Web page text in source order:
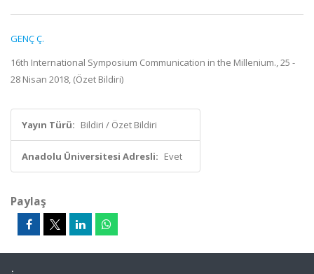
GENÇ Ç.
16th International Symposium Communication in the Millenium., 25 -
28 Nisan 2018, (Özet Bildiri)
Yayın Türü: Bildiri / Özet Bildiri
Anadolu Üniversitesi Adresli: Evet
Paylaş